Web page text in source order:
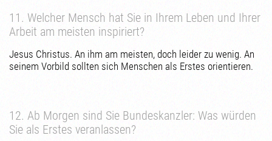
11. Welcher Mensch hat Sie in Ihrem Leben und Ihrer
Arbeit am meisten inspiriert?
Jesus Christus. An ihm am meisten, doch leider zu wenig. An
seinem Vorbild sollten sich Menschen als Erstes orientieren.
12. Ab Morgen sind Sie Bundeskanzler: Was würden
Sie als Erstes veranlassen?